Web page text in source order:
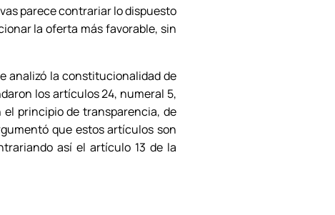
parece contrariar lo dispuesto
la oferta más favorable, sin
analizó la constitucionalidad de
los artículos 24, numeral 5,
principio de transparencia, de
que estos artículos son
así el artículo 13 de la